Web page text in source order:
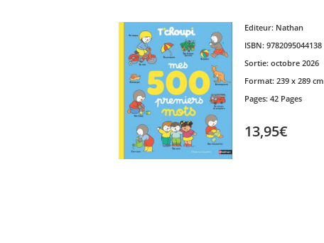
Editeur: Nathan
ISBN: 9782095044138
Sortie: octobre 2026
Format: 239 x 289 cm
Pages: 42 Pages
13,95€